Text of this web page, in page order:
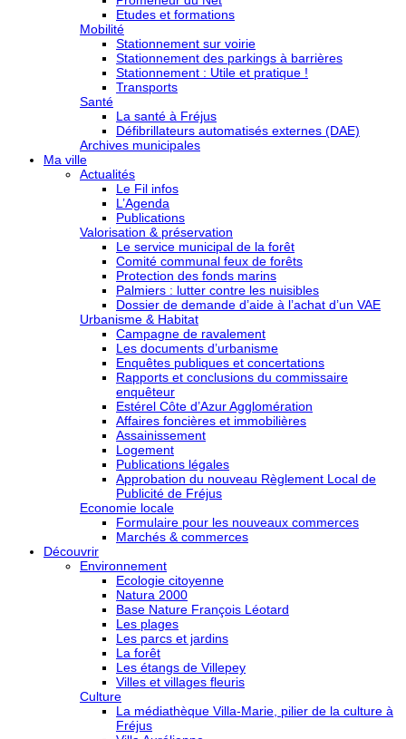
Etudes et formations
Mobilité
Stationnement sur voirie
Stationnement des parkings à barrières
Stationnement : Utile et pratique !
Transports
Santé
La santé à Fréjus
Défibrillateurs automatisés externes (DAE)
Archives municipales
Ma ville
Actualités
Le Fil infos
L’Agenda
Publications
Valorisation & préservation
Le service municipal de la forêt
Comité communal feux de forêts
Protection des fonds marins
Palmiers : lutter contre les nuisibles
Dossier de demande d’aide à l’achat d’un VAE
Urbanisme & Habitat
Campagne de ravalement
Les documents d’urbanisme
Enquêtes publiques et concertations
Rapports et conclusions du commissaire
enquêteur
Estérel Côte d’Azur Agglomération
Affaires foncières et immobilières
Assainissement
Logement
Publications légales
Approbation du nouveau Règlement Local de
Publicité de Fréjus
Economie locale
Formulaire pour les nouveaux commerces
Marchés & commerces
Découvrir
Environnement
Ecologie citoyenne
Natura 2000
Base Nature François Léotard
Les plages
Les parcs et jardins
La forêt
Les étangs de Villepey
Villes et villages fleuris
Culture
La médiathèque Villa-Marie, pilier de la culture à
Fréjus